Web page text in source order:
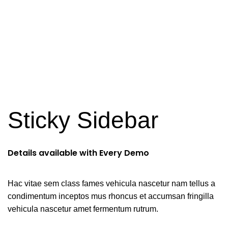
Sticky Sidebar
Details available with Every Demo
Hac vitae sem class fames vehicula nascetur nam tellus a
condimentum inceptos mus rhoncus et accumsan fringilla
vehicula nascetur amet fermentum rutrum.